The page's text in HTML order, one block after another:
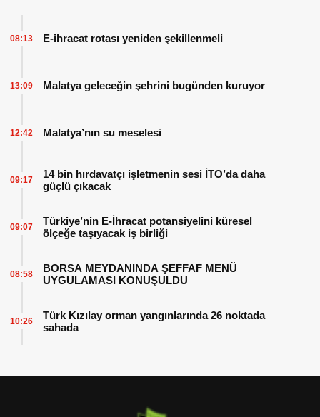
E-ihracat rotası yeniden şekillenmeli
08:13
Malatya geleceğin şehrini bugünden kuruyor
13:09
Malatya’nın su meselesi
12:42
14 bin hırdavatçı işletmenin sesi İTO’da daha
güçlü çıkacak
09:17
Türkiye’nin E-İhracat potansiyelini küresel
ölçeğe taşıyacak iş birliği
09:07
BORSA MEYDANINDA ŞEFFAF MENÜ
UYGULAMASI KONUŞULDU
08:58
Türk Kızılay orman yangınlarında 26 noktada
sahada
10:26